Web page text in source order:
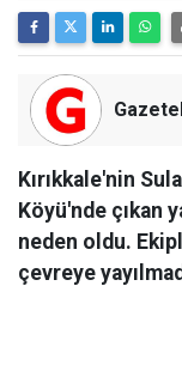
Kırıkkale'nin
Köyü'nde çıkan
neden oldu.
çevreye